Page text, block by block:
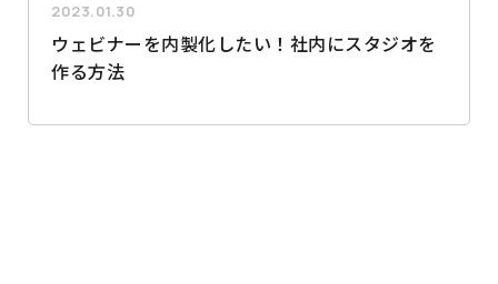
2023.01.30
ウェビナーを内製化したい！社内にスタジオを
作る方法